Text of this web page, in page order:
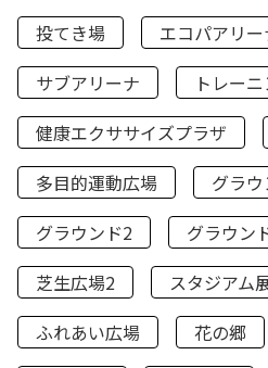
投てき場
エコパアリー
サブアリーナ
トレー
健康エクササイズプラザ
多目的運動広場
グラ
グラウンド2
グラウン
芝生広場2
スタジアム
ふれあい広場
花の郷